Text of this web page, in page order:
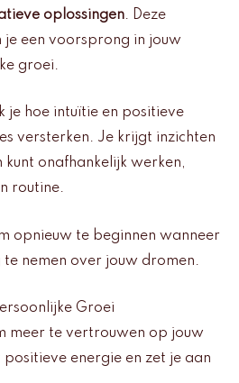
oplossingen. Deze
je een voorsprong in jouw
groei.
je hoe intuïtie en positieve
versterken. Je krijgt inzichten
kunt onafhankelijk werken,
routine.
opnieuw te beginnen wanneer
nemen over jouw dromen.
Groei
meer te vertrouwen op jouw
energie en zet je aan